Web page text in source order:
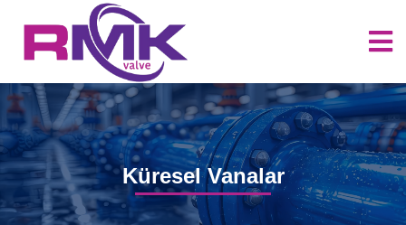
Küresel Vanalar